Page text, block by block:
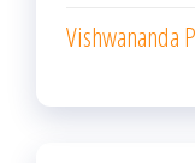
Vishwananda